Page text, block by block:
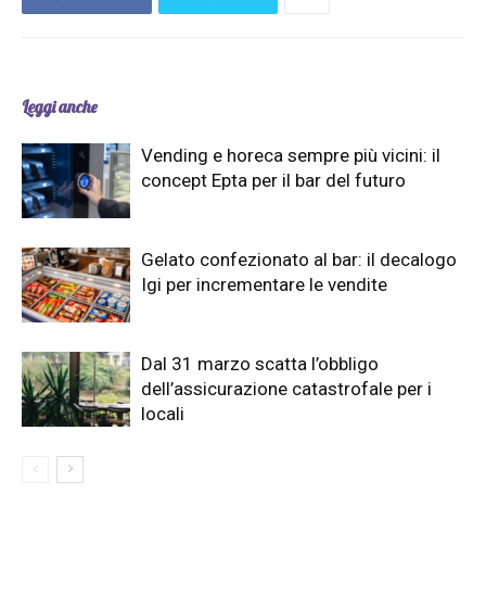
Leggi anche
Vending e horeca sempre più vicini: il
concept Epta per il bar del futuro
Gelato confezionato al bar: il decalogo
Igi per incrementare le vendite
Dal 31 marzo scatta l’obbligo
dell’assicurazione catastrofale per i
locali